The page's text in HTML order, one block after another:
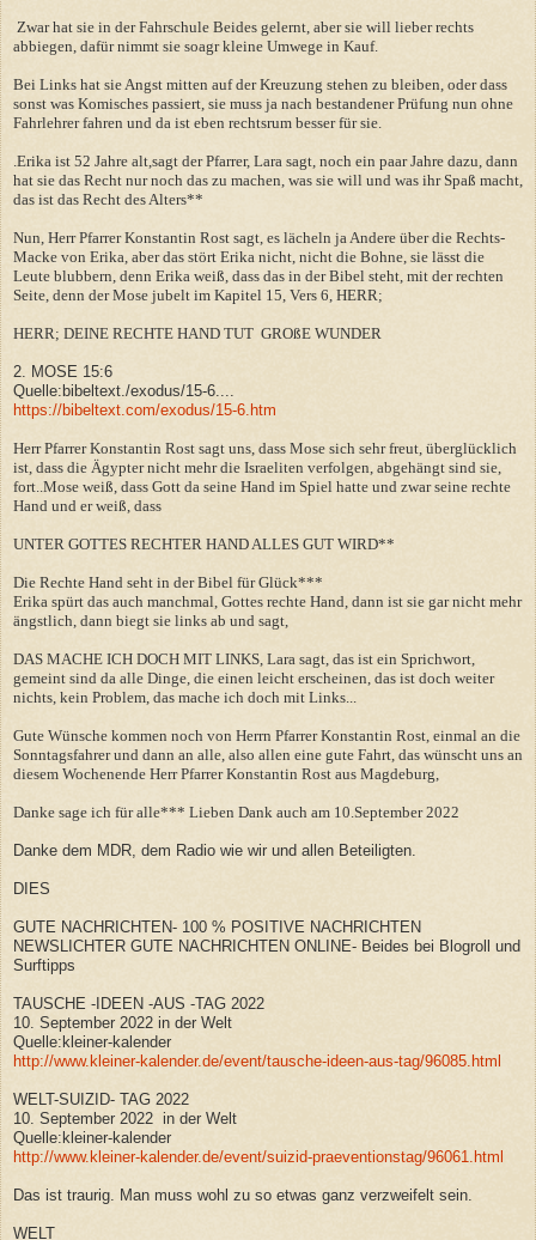
Zwar hat sie in der Fahrschule Beides gelernt, aber sie will lieber rechts
abbiegen, dafür nimmt sie soagr kleine Umwege in Kauf.
Bei Links hat sie Angst mitten auf der Kreuzung stehen zu bleiben, oder dass
sonst was Komisches passiert, sie muss ja nach bestandener Prüfung nun ohne
Fahrlehrer fahren und da ist eben rechtsrum besser für sie.
.Erika ist 52 Jahre alt,sagt der Pfarrer, Lara sagt, noch ein paar Jahre dazu, dann
hat sie das Recht nur noch das zu machen, was sie will und was ihr Spaß macht,
das ist das Recht des Alters**
Nun, Herr Pfarrer Konstantin Rost sagt, es lächeln ja Andere über die Rechts-
Macke von Erika, aber das stört Erika nicht, nicht die Bohne, sie lässt die
Leute blubbern, denn Erika weiß, dass das in der Bibel steht, mit der rechten
Seite, denn der Mose jubelt im Kapitel 15, Vers 6, HERR;
HERR; DEINE RECHTE HAND TUT GROßE WUNDER
2. MOSE 15:6
Quelle:bibeltext./exodus/15-6....
https://bibeltext.com/exodus/15-6.htm
Herr Pfarrer Konstantin Rost sagt uns, dass Mose sich sehr freut, überglücklich
ist, dass die Ägypter nicht mehr die Israeliten verfolgen, abgehängt sind sie,
fort..Mose weiß, dass Gott da seine Hand im Spiel hatte und zwar seine rechte
Hand und er weiß, dass
UNTER GOTTES RECHTER HAND ALLES GUT WIRD**
Die Rechte Hand seht in der Bibel für Glück***
Erika spürt das auch manchmal, Gottes rechte Hand, dann ist sie gar nicht mehr
ängstlich, dann biegt sie links ab und sagt,
DAS MACHE ICH DOCH MIT LINKS, Lara sagt, das ist ein Sprichwort,
gemeint sind da alle Dinge, die einen leicht erscheinen, das ist doch weiter
nichts, kein Problem, das mache ich doch mit Links...
Gute Wünsche kommen noch von Herrn Pfarrer Konstantin Rost, einmal an die
Sonntagsfahrer und dann an alle, also allen eine gute Fahrt, das wünscht uns an
diesem Wochenende Herr Pfarrer Konstantin Rost aus Magdeburg,
Danke sage ich für alle*** Lieben Dank auch am 10.September 2022
Danke dem MDR, dem Radio wie wir und allen Beteiligten.
DIES
GUTE NACHRICHTEN- 100 % POSITIVE NACHRICHTEN
NEWSLICHTER GUTE NACHRICHTEN ONLINE- Beides bei Blogroll und
Surftipps
TAUSCHE -IDEEN -AUS -TAG 2022
10. September 2022 in der Welt
Quelle:kleiner-kalender
http://www.kleiner-kalender.de/event/tausche-ideen-aus-tag/96085.html
WELT-SUIZID- TAG 2022
10. September 2022 in der Welt
Quelle:kleiner-kalender
http://www.kleiner-kalender.de/event/suizid-praeventionstag/96061.html
Das ist traurig. Man muss wohl zu so etwas ganz verzweifelt sein.
WELT